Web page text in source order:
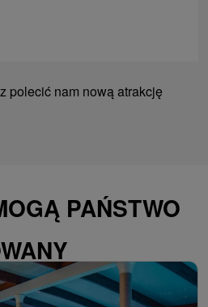
polecić nam nową atrakcję
PAŃSTWO